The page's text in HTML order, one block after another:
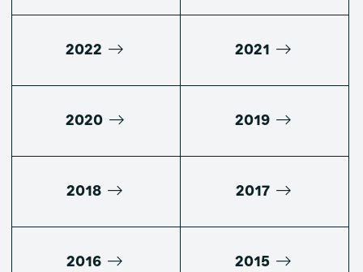
2022 2021
2020 2019
2018 2017
2016 2015